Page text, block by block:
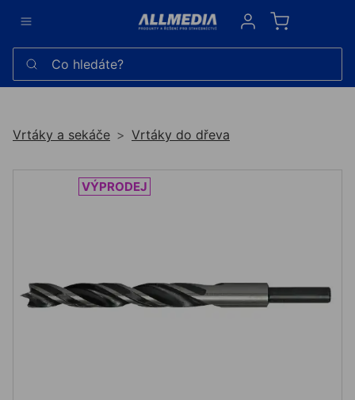
Sign in
Co hledáte?
Vrtáky a sekáče Vrtáky do dřeva